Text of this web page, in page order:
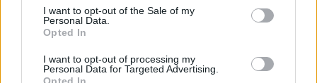
consent section.
I want to opt-out of the Sale of my
Personal Data.
Opted In
I want to opt-out of processing my
Personal Data for Targeted Advertising.
előző felújítása idején, 1981-ben és 1982-ben szakadt meg.
Az előadás a dalszínház Facebook-oldalán és az Origo
hírportál felületén is elérhető lesz.